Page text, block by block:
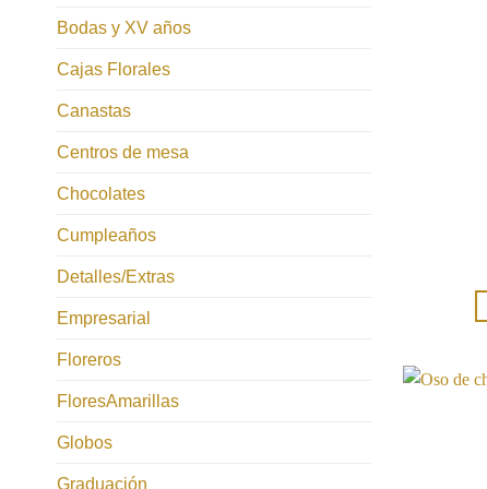
Bodas y XV años
Cajas Florales
Canastas
Centros de mesa
Chocolates
Cumpleaños
Detalles/Extras
Empresarial
Floreros
FloresAmarillas
Globos
Graduación